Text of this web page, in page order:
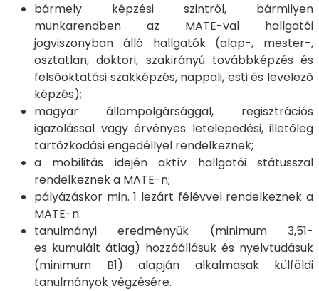
bármely képzési szintről, bármilyen
munkarendben az MATE-val hallgatói
jogviszonyban álló hallgatók (alap-, mester-,
osztatlan, doktori, szakirányú továbbképzés és
felsőoktatási szakképzés, nappali, esti és levelező
képzés);
magyar állampolgársággal, regisztrációs
igazolással vagy érvényes letelepedési, illetőleg
tartózkodási engedéllyel rendelkeznek;
a mobilitás idején aktív hallgatói státusszal
rendelkeznek a MATE-n;
pályázáskor min. 1 lezárt félévvel rendelkeznek a
MATE-n.
tanulmányi eredményük (minimum 3,51-
es kumulált átlag) hozzáállásuk és nyelvtudásuk
(minimum B1) alapján alkalmasak külföldi
tanulmányok végzésére.